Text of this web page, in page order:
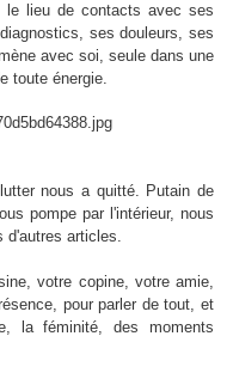
le lieu de contacts avec ses
ses douleurs, ses
avec soi, seule dans une
toute énergie.
nous a quitté. Putain de
pompe par l'intérieur, nous
d'autres articles.
votre copine, votre amie,
pour parler de tout, et
la féminité, des moments